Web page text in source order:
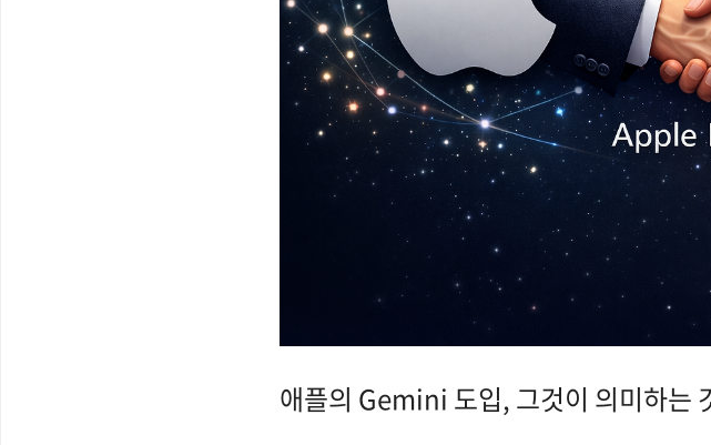
애플의 Gemini 도입, 그것이 의미하는